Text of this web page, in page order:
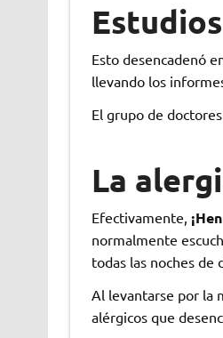
Esto desencadenó
llevando los
El grupo de
La
Efectivamente,
normalmente
todas las noches de
Al levantarse por la
alérgicos que